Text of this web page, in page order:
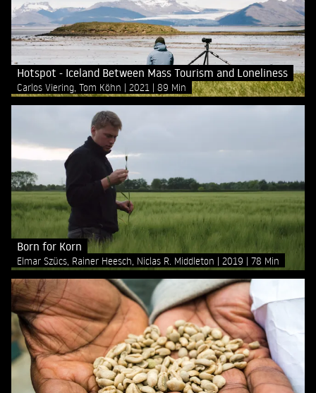
Hotspot - Iceland Between Mass Tourism and Loneliness
Carlos Viering, Tom Köhn 2021 89 Min
Born for Korn
Elmar Szücs, Rainer Heesch, Niclas R. Middleton 2019 78 Min